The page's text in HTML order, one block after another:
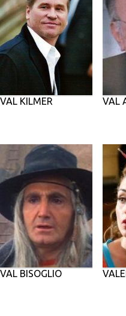
VAL KILMER VAL
VAL BISOGLIO